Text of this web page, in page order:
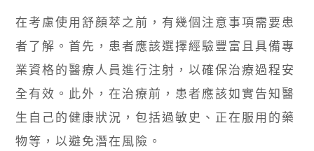
在考慮使用舒顏萃之前，有幾個注意事項需要患
者了解。首先，患者應該選擇經驗豐富且具備專
業資格的醫療人員進行注射，以確保治療過程安
全有效。此外，在治療前，患者應該如實告知醫
生自己的健康狀況，包括過敏史、正在服用的藥
物等，以避免潛在風險。